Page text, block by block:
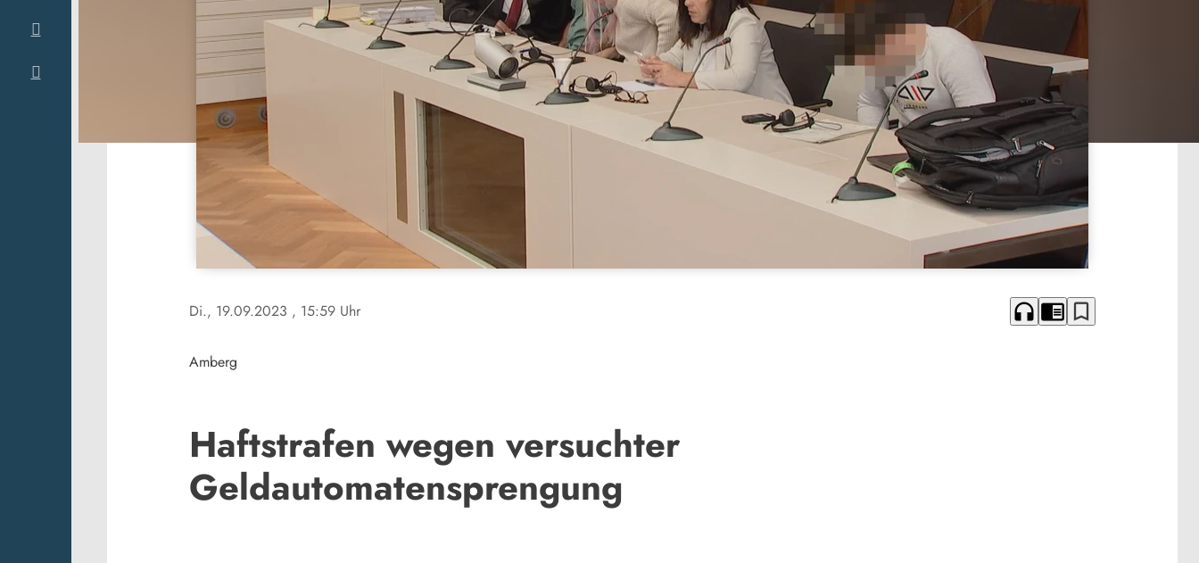
Di., 19.09.2023 , 15:59 Uhr headphones chrome_reader_mode bookmark_border
Amberg
Haftstrafen wegen versuchter
Geldautomatensprengung